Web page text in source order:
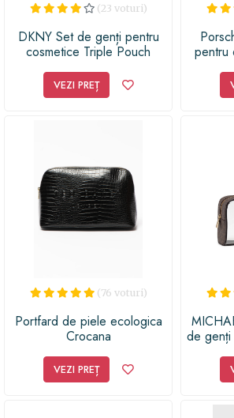
într-un singur loc!
(23 voturi)
DKNY Set de genți pentru
cosmetice Triple Pouch
VEZI PREȚ
pentru
(76 voturi)
Portfard de piele ecologica
Crocana
VEZI PREȚ
de genți